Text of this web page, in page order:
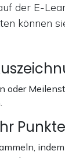
der E-
können
oder